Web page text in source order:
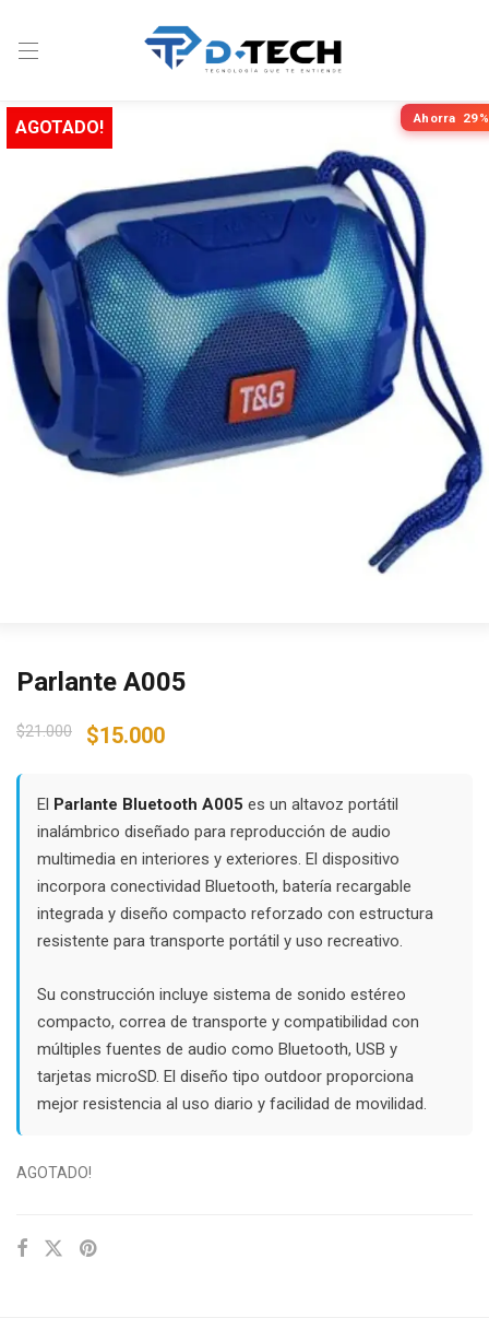
Ahorra 29%
AGOTADO!
Parlante A005
$21.000
Original
$21.000.
$15.000Current
$15.000.
El Parlante Bluetooth A005 es un altavoz portátil
inalámbrico diseñado para reproducción de audio
multimedia en interiores y exteriores. El dispositivo
incorpora conectividad Bluetooth, batería recargable
integrada y diseño compacto reforzado con estructura
resistente para transporte portátil y uso recreativo.
Su construcción incluye sistema de sonido estéreo
compacto, correa de transporte y compatibilidad con
múltiples fuentes de audio como Bluetooth, USB y
tarjetas microSD. El diseño tipo outdoor proporciona
mejor resistencia al uso diario y facilidad de movilidad.
AGOTADO!